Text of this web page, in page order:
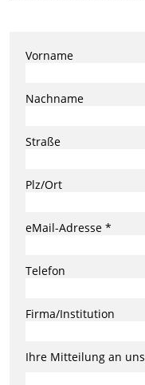
Vorname
Nachname
Straße
Plz/Ort
eMail-Adresse *
Telefon
Firma/Institution
Ihre Mitteilung an uns